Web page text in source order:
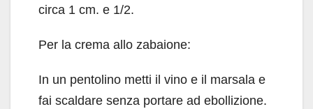
circa 1 cm. e 1/2.
Per la crema allo zabaione:
In un pentolino metti il vino e il marsala e
fai scaldare senza portare ad ebollizione.